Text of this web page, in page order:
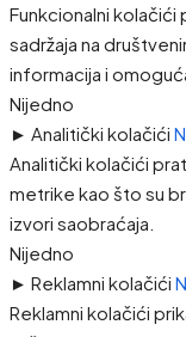
Funkcionalni
sadržaja na
informacija i
Nijedno
► Analitički kolačići
Analitički kolačići
metrike kao što su
izvori saobraćaja.
Nijedno
► Reklamni kolačići
Reklamni kolačići